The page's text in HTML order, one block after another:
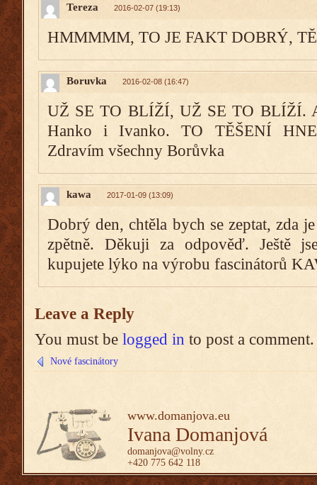
Tereza 2016-02-07 (19:13)
HMMMMM, TO JE FAKT DOBRÝ,
Boruvka 2016-02-08 (16:47)
UŽ SE TO BLÍŽÍ, UŽ SE TO BLÍŽÍ.
Hanko i Ivanko. TO TĚŠENÍ
Zdravím všechny Borůvka
kawa 2017-01-09 (13:09)
Dobrý den, chtěla bych se zeptat, zda
zpětně. Děkuji za odpověď. Ještě
kupujete lýko na výrobu fascinátorů
Leave a Reply
You must be logged in to post a comment.
Nové fascinátory
www.domanjova.eu
Ivana Domanjová
domanjova@volny.cz
+420 775 642 118